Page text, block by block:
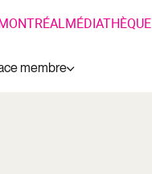
MÉDIATHÈQUE
membre